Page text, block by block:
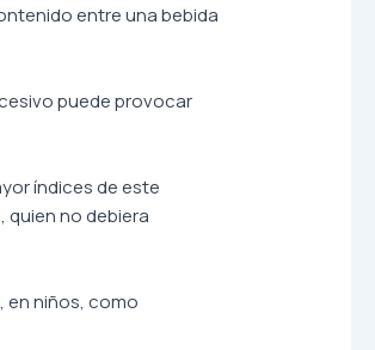
entre una bebida
puede provocar
índices de este
quien no debiera
en niños, como